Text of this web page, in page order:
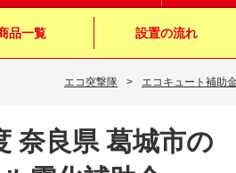
品一覧 設置の流れ
エコ突撃隊 > エコキュート補助
奈良県 葛城市の